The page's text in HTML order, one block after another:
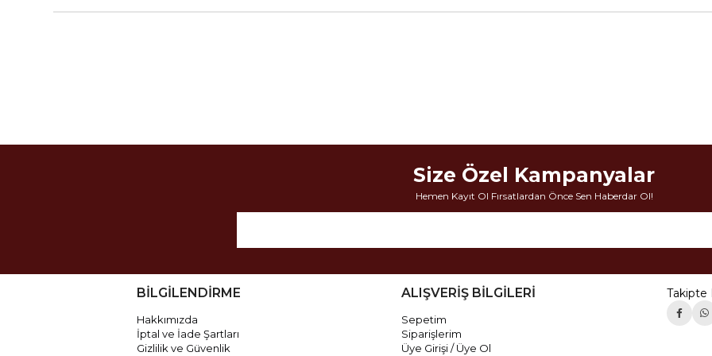
Size Özel Kampanyalar
Hemen Kayıt Ol Fırsatlardan Önce Sen Haberdar Ol!
BİLGİLENDİRME
Hakkımızda
İptal ve İade Şartları
Gizlilik ve Güvenlik
ALIŞVERİŞ BİLGİLERİ
Sepetim
Siparişlerim
Üye Girişi / Üye Ol
Takipte